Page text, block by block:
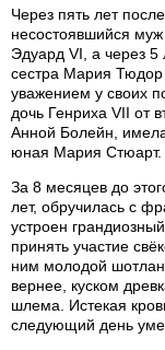
Через пять лет
несостоявшийся
Эдуард VI, а через 5
сестра Мария Тюдор
уважением у своих
дочь Генриха VII от
Анной Болейн,
юная Мария Стюарт.
За 8 месяцев до
лет, обручилась с
устроен
принять участие
ним молодой
вернее, куском
шлема. Истекая
следующий день